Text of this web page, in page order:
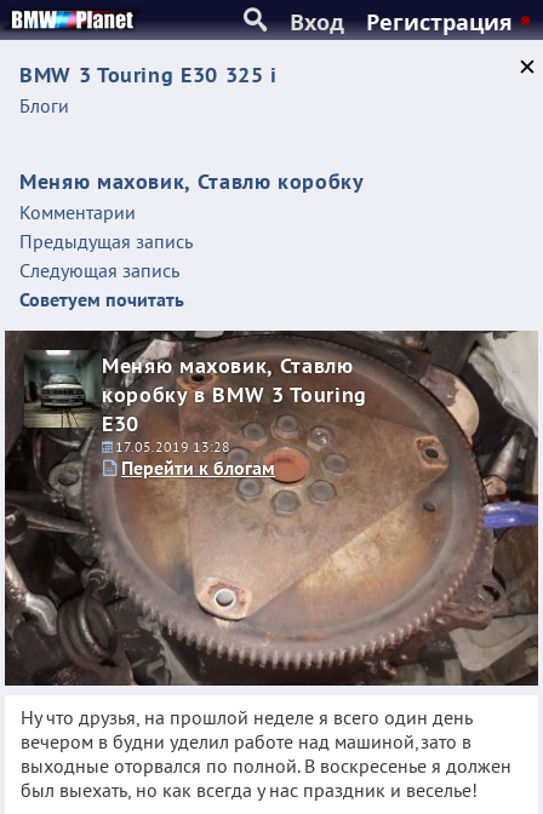
Вход Регистрация
BMW 3 Touring E30 325 i
Блоги
Меняю маховик, Ставлю коробку
Комментарии
Предыдущая запись
Следующая запись
Советуем почитать
Меняю маховик, Ставлю
коробку в BMW 3 Touring
E30
17.05.2019 13:28
Перейти к блогам
Ну что друзья, на прошлой неделе я всего один день
вечером в будни уделил работе над машиной,зато в
выходные оторвался по полной. В воскресенье я должен
был выехать, но как всегда у нас праздник и веселье!